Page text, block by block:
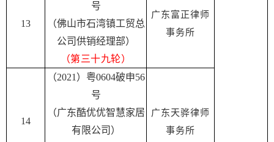
13
号
（佛山市石湾镇工贸总
公司供销经理部）
（第三十九轮）
广东富正律师
事务所
14
（2021）粤0604破申56
号
（广东酷优优智慧家居
有限公司）
广东天骅律师
事务所